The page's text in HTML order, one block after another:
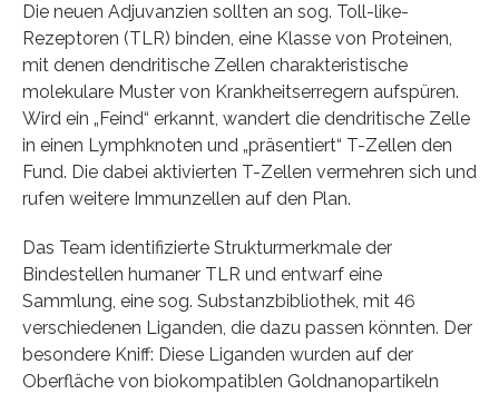
Die neuen Adjuvanzien sollten an sog. Toll-like-
Rezeptoren (TLR) binden, eine Klasse von Proteinen,
mit denen dendritische Zellen charakteristische
molekulare Muster von Krankheitserregern aufspüren.
Wird ein „Feind“ erkannt, wandert die dendritische Zelle
in einen Lymphknoten und „präsentiert“ T-Zellen den
Fund. Die dabei aktivierten T-Zellen vermehren sich und
rufen weitere Immunzellen auf den Plan.
Das Team identifizierte Strukturmerkmale der
Bindestellen humaner TLR und entwarf eine
Sammlung, eine sog. Substanzbibliothek, mit 46
verschiedenen Liganden, die dazu passen könnten. Der
besondere Kniff: Diese Liganden wurden auf der
Oberfläche von biokompatiblen Goldnanopartikeln